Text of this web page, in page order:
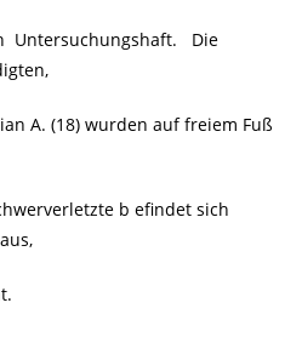
Untersuchungshaft. Die
A. (18) wurden auf freiem Fuß
b efindet sich